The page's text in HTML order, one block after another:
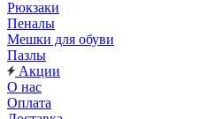
Рюкзаки
Пеналы
Мешки для обуви
Пазлы
Акции
О нас
Оплата